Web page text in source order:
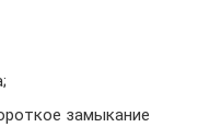
замыкание